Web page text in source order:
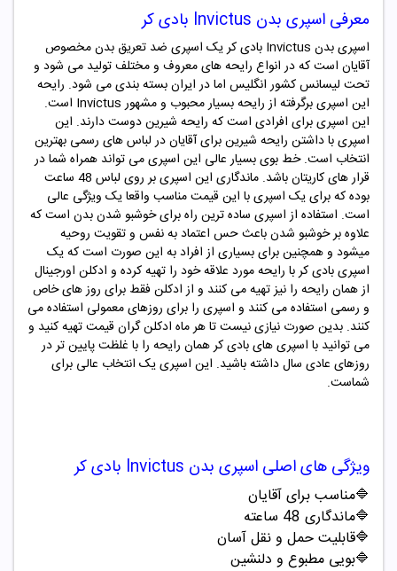
معرفی اسپری بدن Invictus بادی کر
اسپری بدن Invictus بادی کر یک اسپری ضد تعریق بدن مخصوص
آقایان است که در انواع رایحه های معروف و مختلف تولید می شود و
تحت لیسانس کشور انگلیس اما در ایران بسته بندی می شود. رایحه
این اسپری برگرفته از رایحه بسیار محبوب و مشهور Invictus
است.
این اسپری برای افرادی است که رایحه شیرین دوست دارند. این
اسپری با داشتن رایحه شیرین برای آقایان در لباس های رسمی بهترین
انتخاب است. خط بوی بسیار عالی این اسپری می تواند همراه شما در
قرار های کاریتان باشد. ماندگاری این اسپری بر روی لباس 48 ساعت
بوده که برای یک اسپری با این قیمت مناسب واقعا یک ویژگی عالی
است. استفاده از اسپری ساده ترین راه برای خوشبو شدن بدن است که
علاوه بر خوشبو شدن باعث حس اعتماد به نفس و تقویت روحیه
میشود و همچنین برای بسیاری از افراد به این صورت است که یک
اسپری بادی کر با رایحه مورد علاقه خود را تهیه کرده و ادکلن اورجینال
از همان رایحه را نیز تهیه می کنند و از ادکلن فقط برای روز های خاص
و رسمی استفاده می کنند و اسپری را برای روزهای معمولی استفاده می
کنند. بدین صورت نیازی نیست تا هر ماه ادکلن گران قیمت تهیه کنید و
می توانید با اسپری های بادی کر همان رایحه را با غلظت پایین تر در
روزهای عادی سال داشته باشید. این اسپری یک انتخاب عالی برای
شماست.
ویژگی های اصلی اسپری بدن Invictus بادی کر
🔷مناسب برای آقایان
🔷ماندگاری 48 ساعته
🔷قابلیت حمل و نقل آسان
🔷بویی مطبوع و دلنشین